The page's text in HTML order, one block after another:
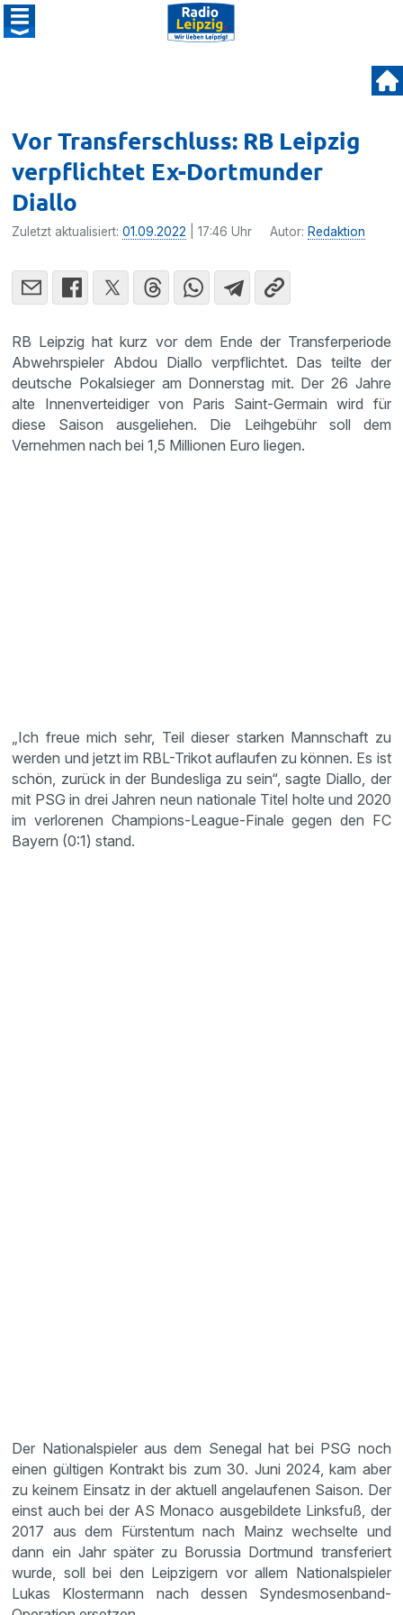
Vor Transferschluss: RB Leipzig
verpflichtet Ex-Dortmunder
Diallo
Zuletzt aktualisiert:01.09.2022 | 17:46 Uhr Autor: Redaktion
RB Leipzig hat kurz vor dem Ende der Transferperiode
Abwehrspieler Abdou Diallo verpflichtet. Das teilte der
deutsche Pokalsieger am Donnerstag mit. Der 26 Jahre
alte Innenverteidiger von Paris Saint-Germain wird für
diese Saison ausgeliehen. Die Leihgebühr soll dem
Vernehmen nach bei 1,5 Millionen Euro liegen.
„Ich freue mich sehr, Teil dieser starken Mannschaft zu
werden und jetzt im RBL-Trikot auflaufen zu können. Es ist
schön, zurück in der Bundesliga zu sein“, sagte Diallo, der
mit PSG in drei Jahren neun nationale Titel holte und 2020
im verlorenen Champions-League-Finale gegen den FC
Bayern (0:1) stand.
Der Nationalspieler aus dem Senegal hat bei PSG noch
einen gültigen Kontrakt bis zum 30. Juni 2024, kam aber
zu keinem Einsatz in der aktuell angelaufenen Saison. Der
einst auch bei der AS Monaco ausgebildete Linksfuß, der
2017 aus dem Fürstentum nach Mainz wechselte und
dann ein Jahr später zu Borussia Dortmund transferiert
wurde, soll bei den Leipzigern vor allem Nationalspieler
Lukas Klostermann nach dessen Syndesmosenband-